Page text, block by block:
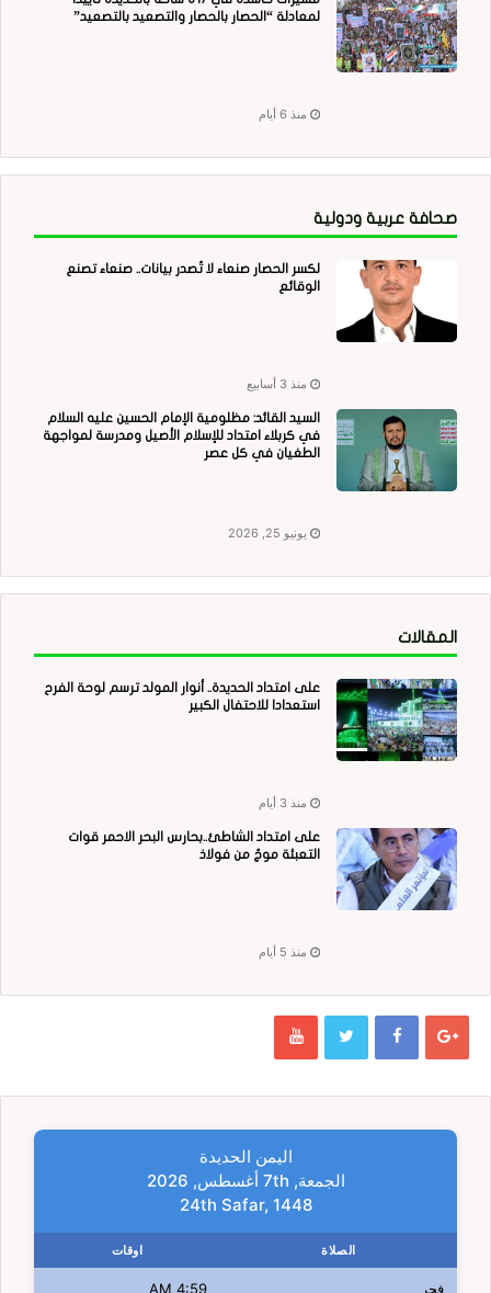
لمعادلة “الحصار بالحصار والتصعيد بالتصعيد”
منذ 6 أيام
صحافة عربية ودولية
لكسر الحصار صنعاء لا تُصدر بيانات.. صنعاء تصنع
الوقائع
منذ 3 أسابيع
السيد القائد: مظلومية الإمام الحسين عليه السلام
في كربلاء امتداد للإسلام الأصيل ومدرسة لمواجهة
الطغيان في كل عصر
يونيو 25, 2026
المقالات
على امتداد الحديدة.. أنوار المولد ترسم لوحة الفرح
استعدادا للاحتفال الكبير
منذ 3 أيام
على امتداد الشاطئ..بحارس البحر الاحمر قوات
التعبئة موجٌ من فولاذ
منذ 5 أيام
اليمن الحديدة
الجمعة, 7th أغسطس, 2026
24th Safar, 1448
الصلاة اوقات
فجر 4:59 AM